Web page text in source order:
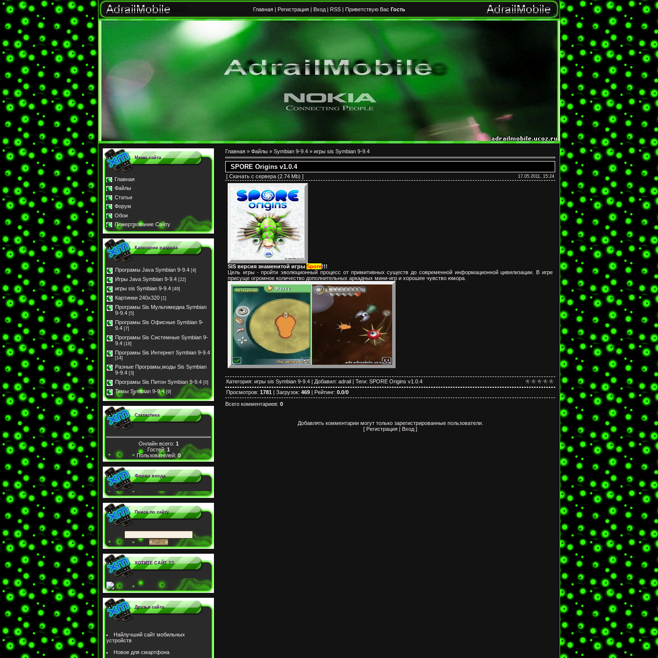
Главная| Регистрация| Вход| RSS| Приветствую Вас Гость
Меню сайта
Главная
Файлы
Статьи
Форум
Обои
Пожертвование Сайту
Категории раздела
Програмы Java Symbian 9-9.4 [4]
Игры Java Symbian 9-9.4 [22]
игры sis Symbian 9-9.4 [49]
Картинки 240x320 [1]
Програмы Sis Мультимедиа Symbian
9-9.4 [5]
Програмы Sis Офисные Symbian 9-
9.4 [7]
Програмы Sis Системные Symbian 9-
9.4 [18]
Програмы Sis Интернет Symbian 9-9.4
[14]
Разные Програмы,моды Sis Symbian
9-9.4 [3]
Програмы Sis Питон Symbian 9-9.4 [0]
Темы Symbian 9-9.4 [9]
Статистика
Онлайн всего: 1
Гостей: 1
Пользователей:0
Форма входа
Поиск по сайту
ХОТИТЕ САЙТ ??
Друзья сайта
Найлучший сайт мобильных
устройств
Новое для смартфона
Главная » Файлы » Symbian 9-9.4 » игры sis Symbian 9-9.4
SPORE Origins v1.0.4
[ Скачать с сервера (2.74 Mb) ] 17.05.2011, 15:24
SIS версия знаменитой игры Spore!!!
Цель игры - пройти эволюционный процесс от примитивных существ до современной информационной цивилизации. В игре
присуще огромное количество дополнительных аркадных мини-игр и хорошее чувство юмора.
Категория: игры sis Symbian 9-9.4 | Добавил: adrail | Теги: SPORE Origins v1.0.4
Просмотров: 1781 | Загрузок: 469 | Рейтинг: 0.0/0
Всего комментариев: 0
Добавлять комментарии могут только зарегистрированные пользователи.
[ Регистрация | Вход ]